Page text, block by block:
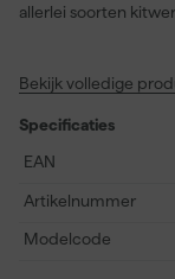
allerlei soorten
zorgen te maken
Hierdoor werk je
vlekken of
verzorgde afwerking
Bekijk volledige
Specificaties
EAN
Artikelnummer
Modelcode